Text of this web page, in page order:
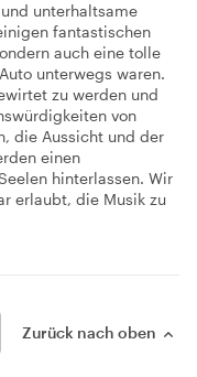
unterhaltsame
fantastischen
auch eine tolle
unterwegs waren.
zu werden und
von
die Aussicht und der
einen
hinterlassen. Wir
erlaubt, die Musik zu
Zurück nach oben